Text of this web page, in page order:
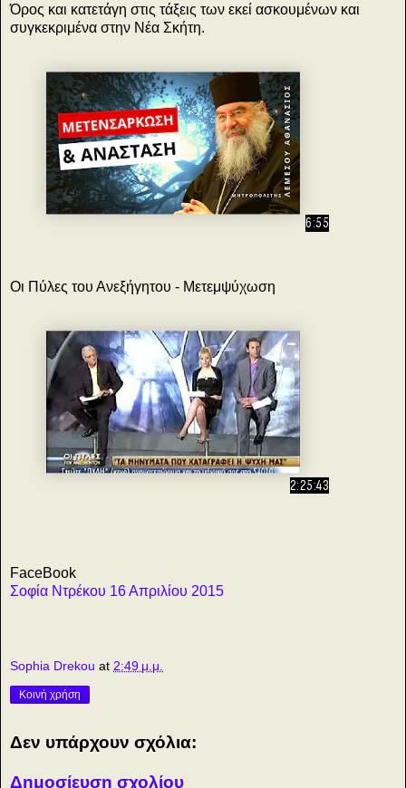
Όρος και κατετάγη στις τάξεις των εκεί ασκουμένων και
συγκεκριμένα στην Νέα Σκήτη.
6:55
Οι Πύλες του Ανεξήγητου - Μετεμψύχωση
2:25:43
FaceBook
Σοφία Ντρέκου 16 Απριλίου 2015
Sophia Drekou at 2:49 μ.μ.
Κοινή χρήση
Δεν υπάρχουν σχόλια:
Δημοσίευση σχολίου